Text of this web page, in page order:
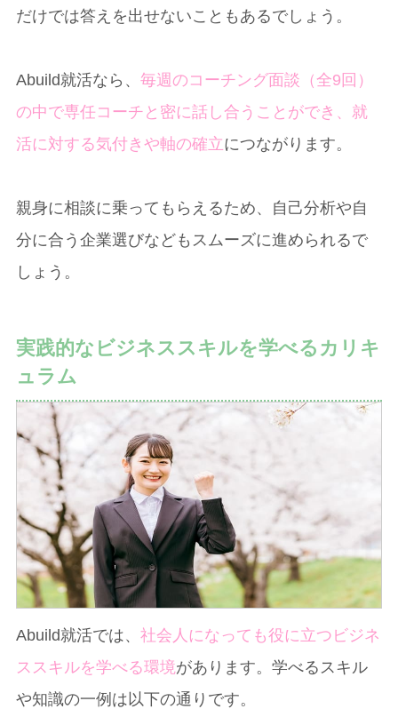
だけでは答えを出せないこともあるでしょう。
Abuild就活なら、 毎週のコーチング面談（全9回）
の中で専任コーチと密に話し合うことができ、就
活に対する気付きや軸の確立につながります。
親身に相談に乗ってもらえるため、自己分析や自
分に合う企業選びなどもスムーズに進められるで
しょう。
実践的なビジネススキルを学べるカリキ
ュラム
Abuild就活では、 社会人になっても役に立つビジネ
ススキルを学べる環境があります。学べるスキル
や知識の一例は以下の通りです。